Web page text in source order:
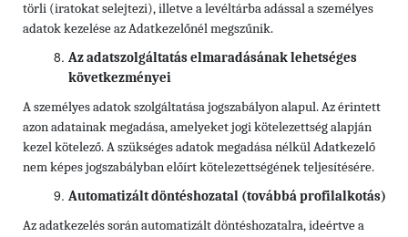
törli (iratokat selejtezi), illetve a levéltárba adással a személyes
adatok kezelése az Adatkezelőnél megszűnik.
Az adatszolgáltatás elmaradásának lehetséges
következményei
A személyes adatok szolgáltatása jogszabályon alapul. Az érintett
azon adatainak megadása, amelyeket jogi kötelezettség alapján
kezel kötelező. A szükséges adatok megadása nélkül Adatkezelő
nem képes jogszabályban előírt kötelezettségének teljesítésére.
Automatizált döntéshozatal (továbbá profilalkotás)
Az adatkezelés során automatizált döntéshozatalra, ideértve a